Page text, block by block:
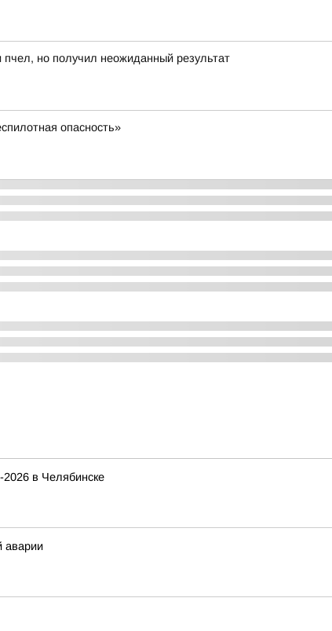
пчел, но получил неожиданный результат
опасность»
в Челябинске
аварии